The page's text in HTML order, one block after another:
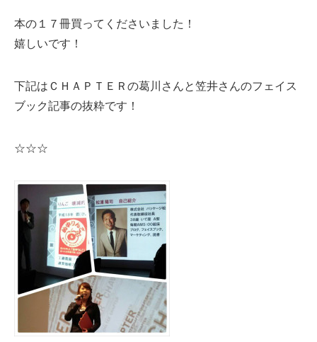
本の１７冊買ってくださいました！
嬉しいです！
下記はＣＨＡＰＴＥＲの葛川さんと笠井さんのフェイス
ブック記事の抜粋です！
☆☆☆